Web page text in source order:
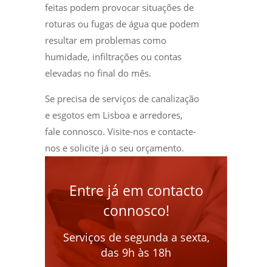
feitas podem provocar situações de
roturas ou fugas de água que podem
resultar em problemas como
humidade, infiltrações ou contas
elevadas no final do mês.
Se precisa de serviços de canalização
e esgotos em Lisboa e arredores,
fale connosco. Visite-nos e contacte-
nos e solicite já o seu orçamento.
Entre já em contacto
connosco!
Serviços de segunda a sexta,
das 9h às 18h